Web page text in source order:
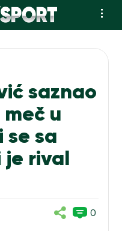
saznao
u
se sa
je rival
0